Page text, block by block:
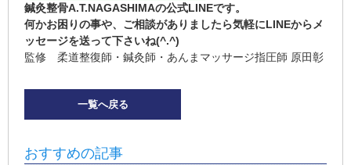
鍼灸整骨A.T.NAGASHIMAの公式LINEです。
何かお困りの事や、ご相談がありましたら気軽にLINEからメ
ッセージを送って下さいね(^.^)
監修 柔道整復師・鍼灸師・あんまマッサージ指圧師 原田彰
一覧へ戻る
おすすめの記事